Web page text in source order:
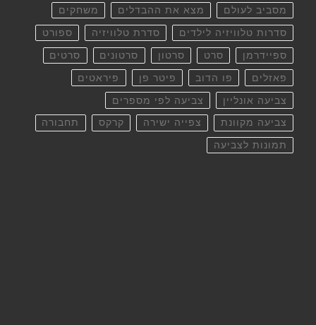
מסביב לעולם מצא את ההבדלים משחקים
סדרות טלוויזיה לילדים סדרת טלוויזיה ספורט
ספיידרמן סרט סרטון סרטונים סרטים
פאזלים פו הדוב פיטר פן פיראטים
צביעה אונליין צביעה לפי מספרים
צביעה מקוונת צפייה ישירה קרקס תחבורה
תמונות לצביעה